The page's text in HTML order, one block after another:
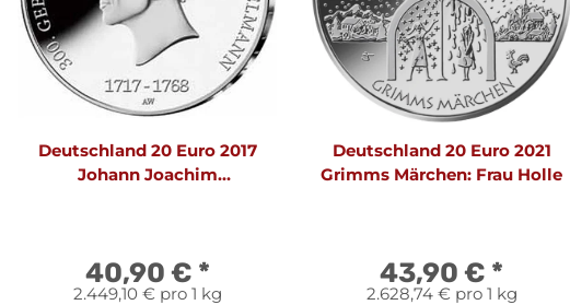
Deutschland 20 Euro 2017
Johann Joachim
40,90 € *
2.449,10 € pro 1 kg
Deutschland 20 Euro 2021
Grimms Märchen: Frau Holle
43,90 € *
2.628,74 € pro 1 kg